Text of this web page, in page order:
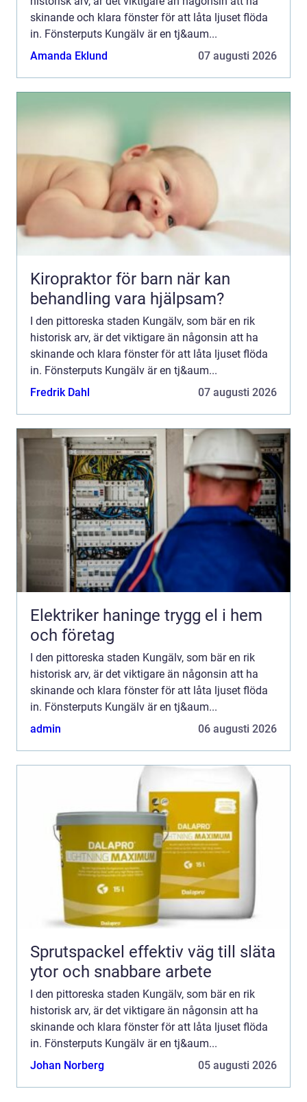
skinande och klara fönster för att låta ljuset flöda
in. Fönsterputs Kungälv är en tj&aum...
Amanda Eklund
07 augusti 2026
Kiropraktor för barn när kan
behandling vara hjälpsam?
I den pittoreska staden Kungälv, som bär en rik
historisk arv, är det viktigare än någonsin att ha
skinande och klara fönster för att låta ljuset flöda
in. Fönsterputs Kungälv är en tj&aum...
Fredrik Dahl
07 augusti 2026
Elektriker haninge trygg el i hem
och företag
I den pittoreska staden Kungälv, som bär en rik
historisk arv, är det viktigare än någonsin att ha
skinande och klara fönster för att låta ljuset flöda
in. Fönsterputs Kungälv är en tj&aum...
admin
06 augusti 2026
Sprutspackel effektiv väg till släta
ytor och snabbare arbete
I den pittoreska staden Kungälv, som bär en rik
historisk arv, är det viktigare än någonsin att ha
skinande och klara fönster för att låta ljuset flöda
in. Fönsterputs Kungälv är en tj&aum...
Johan Norberg
05 augusti 2026